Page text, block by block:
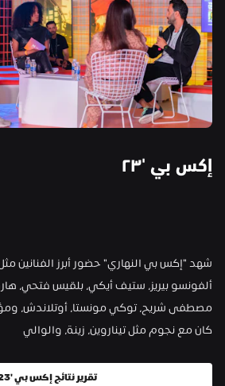
إكس بي '
كان مع نجوم مثل تيناروين، زينة، والوالي
تقرير نتائج إكس بي '23